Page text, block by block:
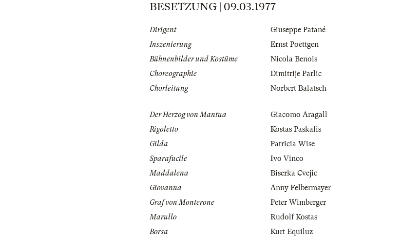
BESETZUNG | 09.03.1977
Dirigent
Giuseppe Patané
Inszenierung
Ernst Poettgen
Bühnenbilder und Kostüme
Nicola Benois
Choreographie
Dimitrije Parlic
Chorleitung
Norbert Balatsch
Der Herzog von Mantua
Giacomo Aragall
Rigoletto
Kostas Paskalis
Gilda
Patricia Wise
Sparafucile
Ivo Vinco
Maddalena
Biserka Cvejic
Giovanna
Anny Felbermayer
Graf von Monterone
Peter Wimberger
Marullo
Rudolf Kostas
Borsa
Kurt Equiluz